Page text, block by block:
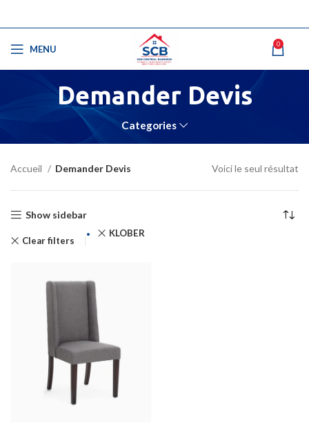
MENU 0
Demander Devis
Categories
Accueil Demander Devis Voici le seul résultat
Show sidebar
Clear filters
KLÖBER